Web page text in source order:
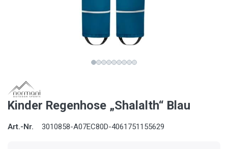
Kinder Regenhose „Shalalth“ Blau
Art.-Nr. 3010858-A07EC80D-4061751155629